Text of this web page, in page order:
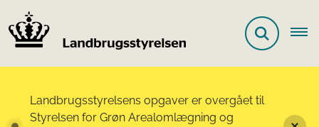
Landbrugsstyrelsens opgaver er overgået til
Styrelsen for Grøn Arealomlægning og